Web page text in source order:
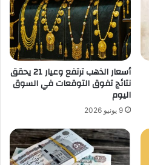
أسعار الذهب ترتفع وعيار 21 يحقق
نتائج تفوق التوقعات في السوق
اليوم
9 يونيو 2026